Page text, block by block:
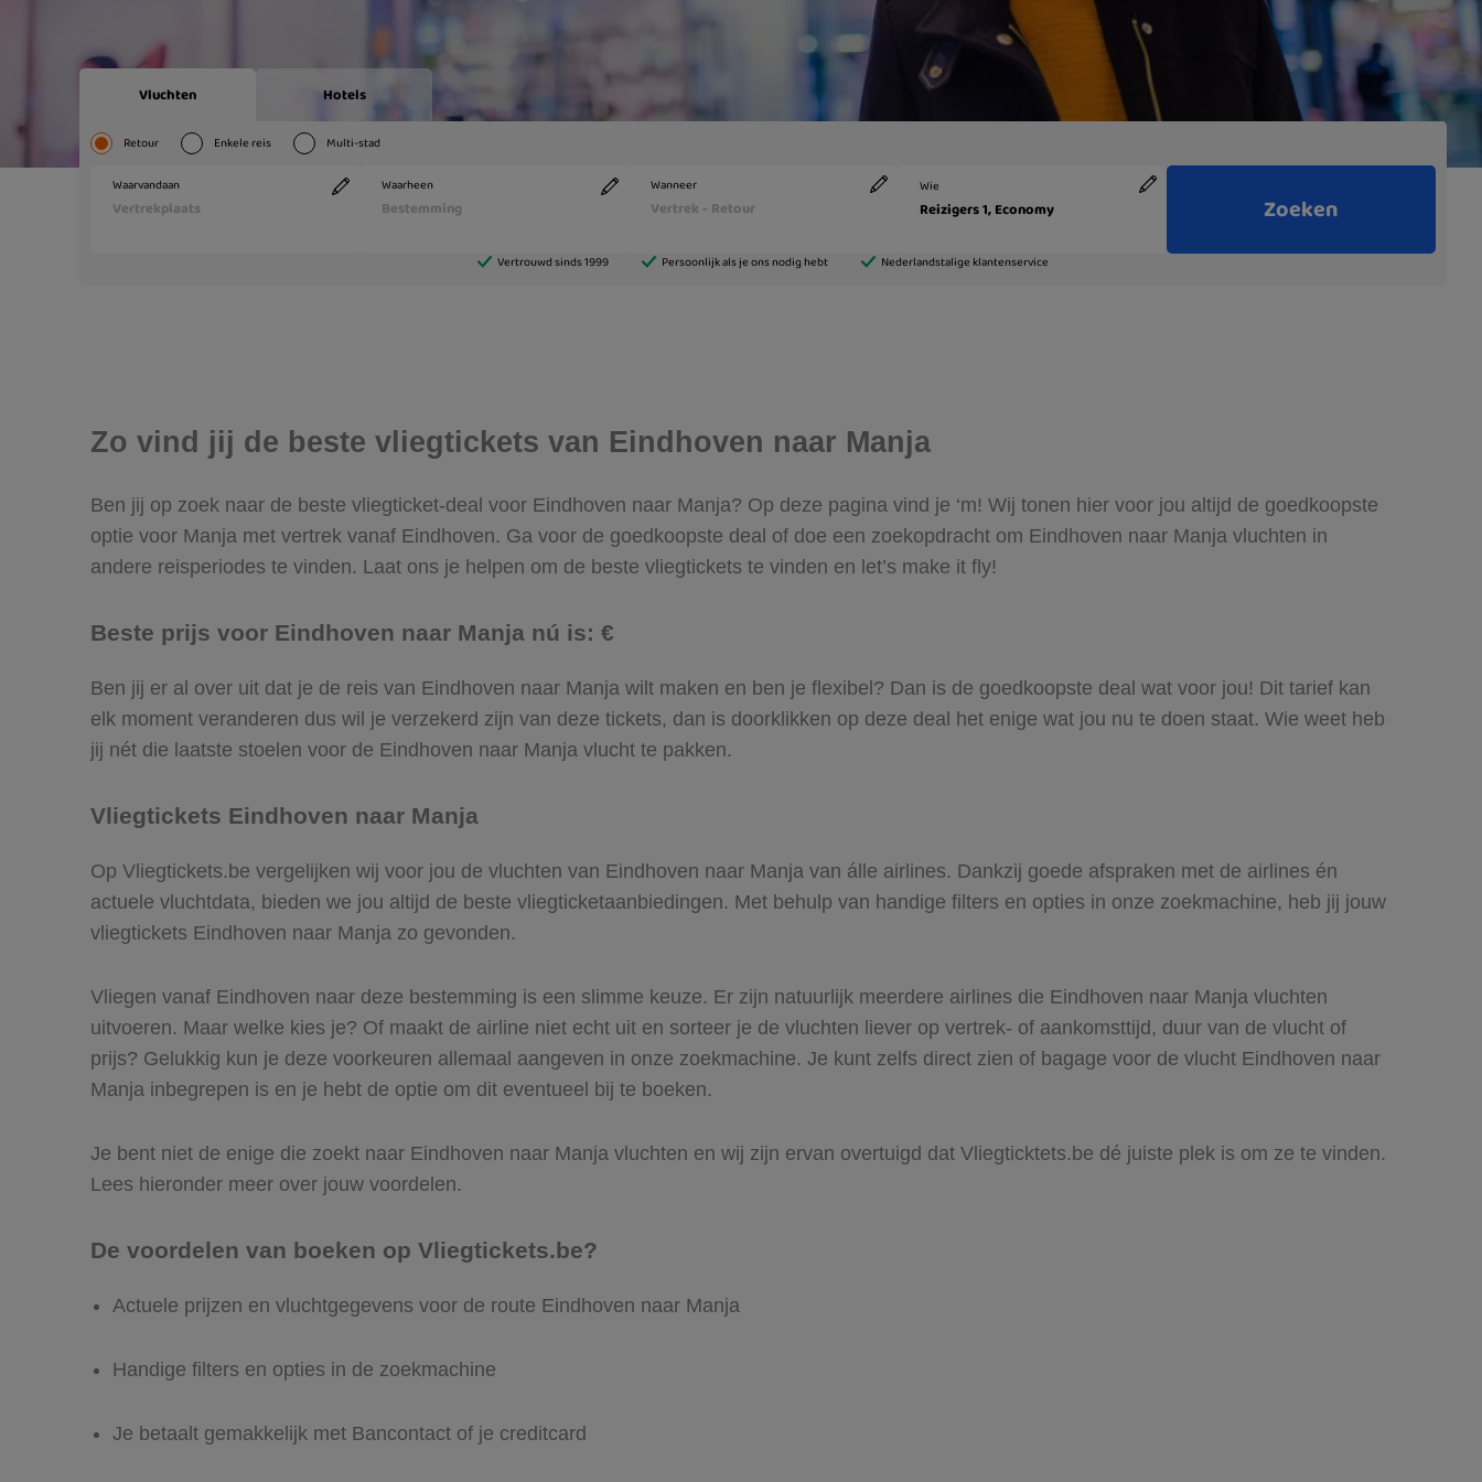
Zo vind jij de beste vliegtickets van Eindhoven naar Manja
Ben jij op zoek naar de beste vliegticket-deal voor Eindhoven naar Manja? Op deze pagina vind je ‘m! Wij tonen hier voor jou altijd de goedkoopste
optie voor Manja met vertrek vanaf Eindhoven. Ga voor de goedkoopste deal of doe een zoekopdracht om Eindhoven naar Manja vluchten in
andere reisperiodes te vinden. Laat ons je helpen om de beste vliegtickets te vinden en let’s make it fly!
Beste prijs voor Eindhoven naar Manja nú is: €
Ben jij er al over uit dat je de reis van Eindhoven naar Manja wilt maken en ben je flexibel? Dan is de goedkoopste deal wat voor jou! Dit tarief kan
elk moment veranderen dus wil je verzekerd zijn van deze tickets, dan is doorklikken op deze deal het enige wat jou nu te doen staat. Wie weet heb
jij nét die laatste stoelen voor de Eindhoven naar Manja vlucht te pakken.
Vliegtickets Eindhoven naar Manja
Op Vliegtickets.be vergelijken wij voor jou de vluchten van Eindhoven naar Manja van álle airlines. Dankzij goede afspraken met de airlines én
actuele vluchtdata, bieden we jou altijd de beste vliegticketaanbiedingen. Met behulp van handige filters en opties in onze zoekmachine, heb jij jouw
vliegtickets Eindhoven naar Manja zo gevonden.
Vliegen vanaf Eindhoven naar deze bestemming is een slimme keuze. Er zijn natuurlijk meerdere airlines die Eindhoven naar Manja vluchten
uitvoeren. Maar welke kies je? Of maakt de airline niet echt uit en sorteer je de vluchten liever op vertrek- of aankomsttijd, duur van de vlucht of
prijs? Gelukkig kun je deze voorkeuren allemaal aangeven in onze zoekmachine. Je kunt zelfs direct zien of bagage voor de vlucht Eindhoven naar
Manja inbegrepen is en je hebt de optie om dit eventueel bij te boeken.
Je bent niet de enige die zoekt naar Eindhoven naar Manja vluchten en wij zijn ervan overtuigd dat Vliegticktets.be dé juiste plek is om ze te vinden.
Lees hieronder meer over jouw voordelen.
De voordelen van boeken op Vliegtickets.be?
Actuele prijzen en vluchtgegevens voor de route Eindhoven naar Manja
Handige filters en opties in de zoekmachine
Je betaalt gemakkelijk met Bancontact of je creditcard